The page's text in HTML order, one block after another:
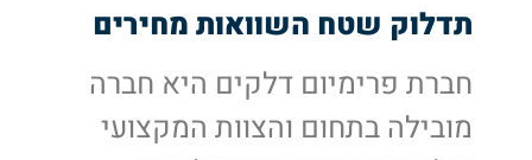
תדלוק שטח השוואות מחירים
חברת פרימיום דלקים היא חברה
מובילה בתחום והצוות המקצועי